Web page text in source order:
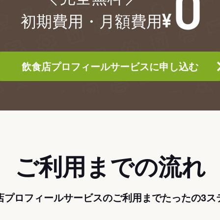
初期費用・月額費用
飲食店プロフィールサービスに申し込む
ご利用までの流れ
プロフィールサービスのご利用までたったの3ス